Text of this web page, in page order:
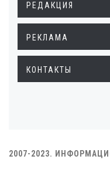
РЕДАКЦИЯ
РЕКЛАМА
КОНТАКТЫ
2007-2023.